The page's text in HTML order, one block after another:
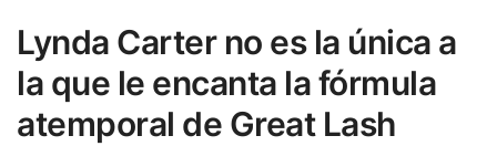
Lynda Carter no es la única a
la que le encanta la fórmula
atemporal de Great Lash